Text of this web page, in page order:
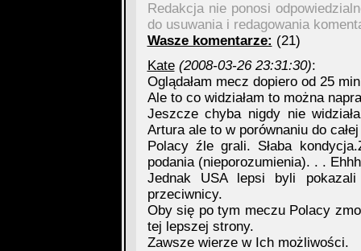
Redakcja nie ponosi
do usuwania i redagowania
Wasze komentarze: (21)
Kate (2008-03-26 23:31:30):
Oglądałam mecz dopiero od 25
Ale to co widziałam to można
Jeszcze chyba nigdy nie
Artura ale to w porównaniu do
Polacy źle grali. Słaba
podania (nieporozumienia). . .
Jednak USA lepsi byli
przeciwnicy.
Oby się po tym meczu Polacy
tej lepszej strony.
Zawsze wierze w Ich możliwości.